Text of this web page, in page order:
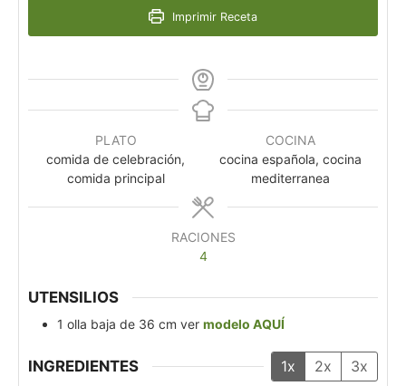
Imprimir Receta
PLATO
comida de celebración,
comida principal
COCINA
cocina española, cocina
mediterranea
RACIONES
4
UTENSILIOS
1 olla baja de 36 cm ver modelo AQUÍ
INGREDIENTES 1x 2x 3x